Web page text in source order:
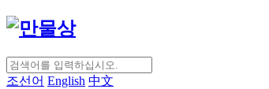
조선어 English 中文